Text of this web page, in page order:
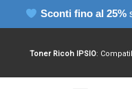
Sconti fino al 25%
Toner Ricoh IPSIO: